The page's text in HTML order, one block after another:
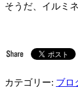
そうだ、イルミ
カテゴリー: ブロ